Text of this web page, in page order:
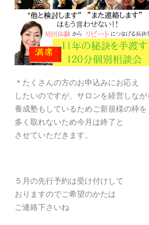
＊たくさんの方のお申込みにお応え
したいのですが、サロンを経営しなが
養成塾もしているためご新規様の枠を
多く取れないため今月は終了と
させていただきます。
５月の先行予約は受け付けして
おりますのでご希望のかたは
ご連絡下さいね